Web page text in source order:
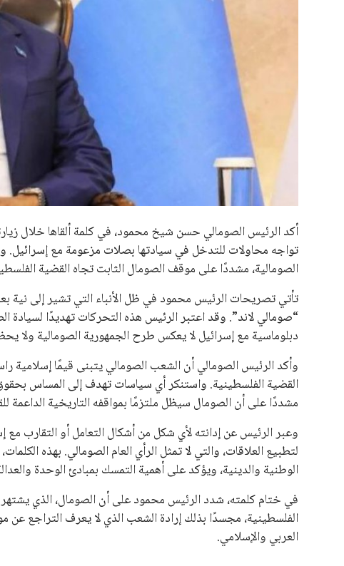
أكد الرئيس الصومالي حسن شيخ محمود، في كلمة ألقاها خلال
تواجه محاولات للتدخل في سيادتها بصلات مزعومة مع إسرائيل.
الصومالية، مشددًا على موقف الصومال الثابت تجاه القضية
تأتي تصريحات الرئيس محمود في ظل الأنباء التي تشير إلى
“صومالي لاند”. وقد اعتبر الرئيس هذه التحركات تهديدًا
دبلوماسية مع إسرائيل لا يعكس طرح الجمهورية الصومالية ولا
وأكد الرئيس الصومالي أن الشعب الصومالي يتبنى قيمًا إسلامية
القضية الفلسطينية. واستنكر أي سياسات تهدف إلى المساس
مشددًا على أن الصومال سيظل ملتزمًا بمواقفه التاريخية الداعمة
وعبر الرئيس عن إدانته لأي شكل من أشكال التعامل أو التقارب
لتطبيع العلاقات، والتي لا تمثل الرأي العام الصومالي. بهذه
الوطنية والدينية، ويؤكد على أهمية التمسك بمبادئ الوحدة
في ختام كلمته، شدد الرئيس محمود على أن الصومال، الذي يشتهر
الفلسطينية، مجسدًا بذلك إرادة الشعب الذي لا يعرف التراجع
العربي والإسلامي.